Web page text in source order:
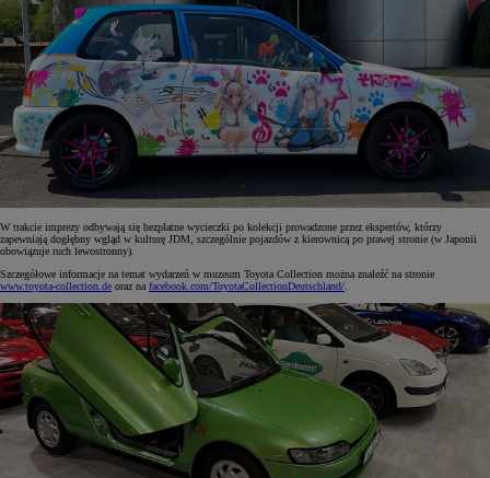
W trakcie imprezy odbywają się bezpłatne wycieczki po kolekcji prowadzone przez ekspertów, którzy
zapewniają dogłębny wgląd w kulturę JDM, szczególnie pojazdów z kierownicą po prawej stronie (w Japonii
obowiązuje ruch lewostronny).
Szczegółowe informacje na temat wydarzeń w muzeum Toyota Collection można znaleźć na stronie
www.toyota-collection.de oraz na facebook.com/ToyotaCollectionDeutschland/